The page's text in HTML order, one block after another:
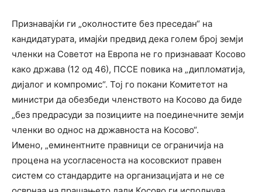
Признавајќи ги „околностите без преседан“ на
кандидатурата, имајќи предвид дека голем број земји
членки на Советот на Европа не го признаваат Косово
како држава (12 од 46), ПССЕ повика на „дипломатија,
дијалог и компромис“. Тој го покани Комитетот на
министри да обезбеди членството на Косово да биде
„без предрасуди за позициите на поединечните земји
членки во однос на државноста на Косово“.
Имено, „еминентните правници се ограничија на
процена на усогласеноста на косовскиот правен
систем со стандардите на организацијата и не се